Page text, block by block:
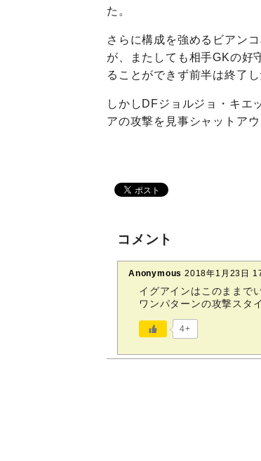
た。
さらに構成を強めるビアン
が、またしても相手GKの好
ることができず前半は終了し
しかしDFジョルジョ・キエ
アの攻撃を見事シャットア
コメント
Anonymous 2018年1月23日
イグアインはこのままで
ワンパターンの攻撃スタ
4+